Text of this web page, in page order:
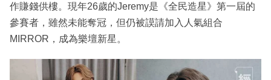
作賺錢供樓。現年26歲的Jeremy是《全民造星》第一屆的
參賽者，雖然未能奪冠，但仍被謨請加入人氣組合
MIRROR，成為樂壇新星。